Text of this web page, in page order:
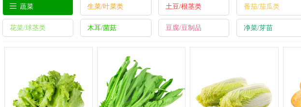
蔬菜 生菜/叶菜类 土豆/根茎类 番茄/茄瓜类
花菜/球茎类 木耳/菌菇 豆腐/豆制品 净菜/芽苗